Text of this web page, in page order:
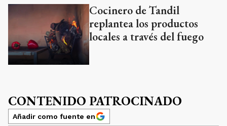
Cocinero de Tandil
replantea los productos
locales a través del fuego
CONTENIDO PATROCINADO
Añadir como fuente en